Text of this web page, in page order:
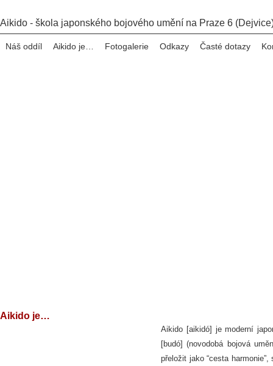
Aikido - škola japonského bojového umění na Praze 6
Náš oddíl Aikido je… Fotogalerie Odkazy Časté dotazy
Aikido je…
Aikido [aikidó] je moderní
[budó] (novodobá bojová
přeložit jako “cesta